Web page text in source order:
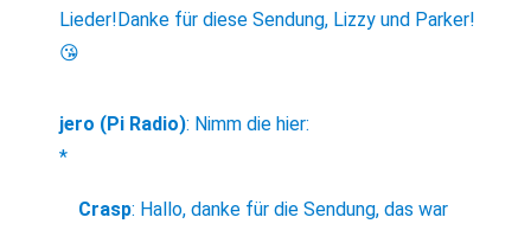
Lieder!Danke für diese Sendung, Lizzy und Parker!
😘
jero (Pi Radio): Nimm die hier:
*
Crasp: Hallo, danke für die Sendung, das war